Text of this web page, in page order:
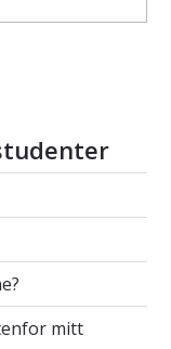
ta?
utenfor mitt
mitt